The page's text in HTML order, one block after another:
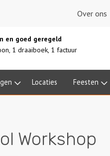
Over ons
en goed geregeld
1 draaiboek, 1 factuur
Locaties Feesten
Workshop